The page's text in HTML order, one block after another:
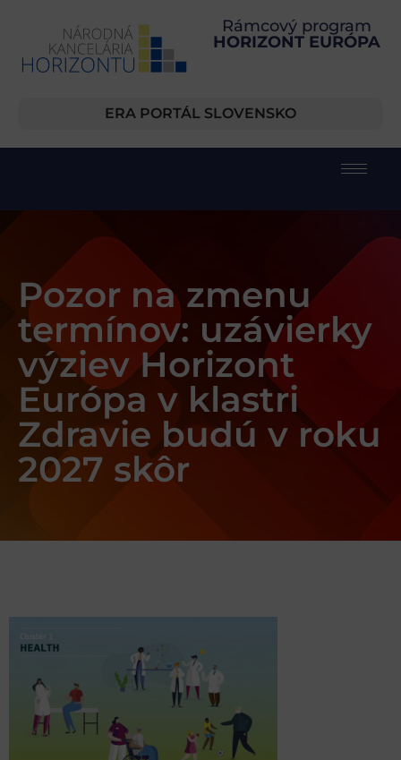
Rámcový program
HORIZONT EURÓPA
ERA PORTÁL SLOVENSKO
Pozor na zmenu
termínov: uzávierky
výziev Horizont
Európa v klastri
Zdravie budú v roku
2027 skôr